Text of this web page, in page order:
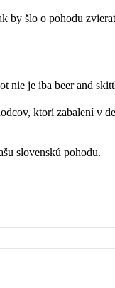
by šlo o pohodu
nie je iba beer and
ktorí zabalení v
slovenskú pohodu.